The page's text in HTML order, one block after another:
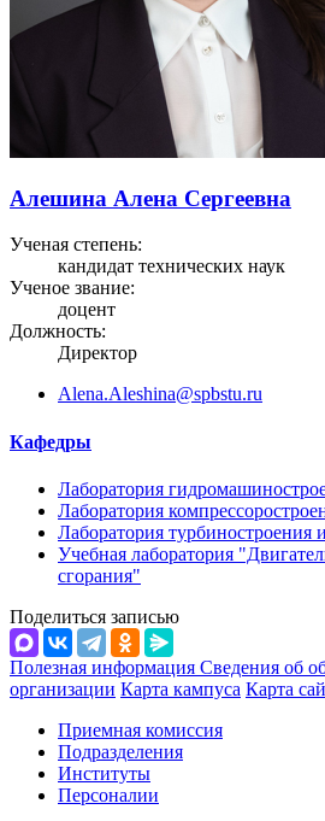
Алешина Алена Сергеевна
Ученая степень:
кандидат технических наук
Ученое звание:
доцент
Должность:
Директор
Alena.Aleshina@spbstu.ru
Кафедры
Лаборатория
Лаборатория
Лаборатория
Учебная лаборатория
сгорания"
Поделиться записью
Полезная информация Сведения об
организации Карта кампуса Карта
Приемная комиссия
Подразделения
Институты
Персоналии